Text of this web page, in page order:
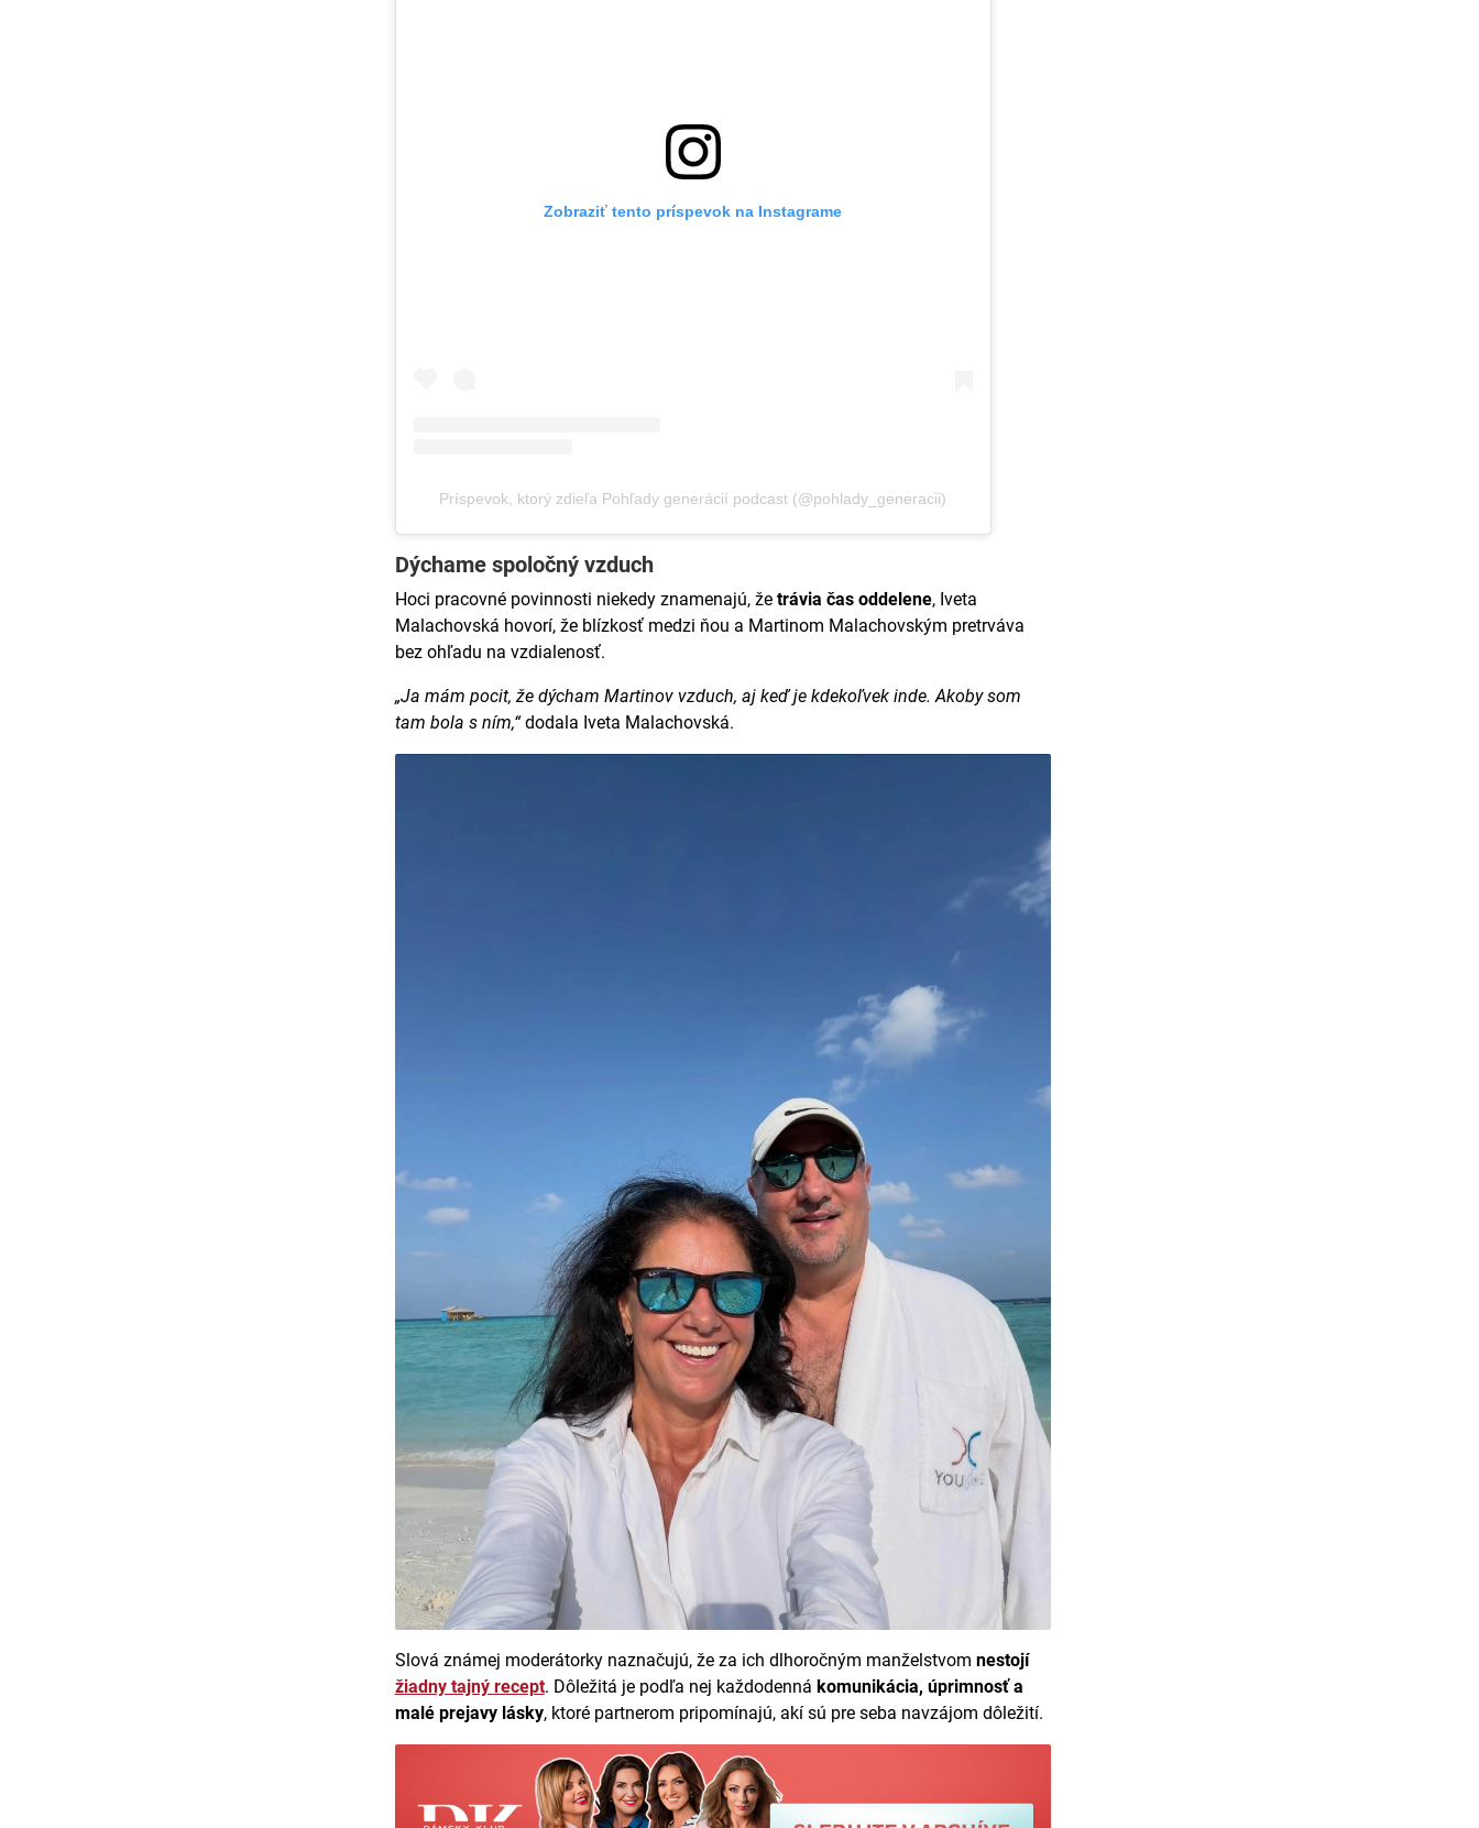
Zobraziť tento príspevok na Instagrame
Príspevok, ktorý zdieľa Pohľady generácií podcast (@pohlady_generacii)
Dýchame spoločný vzduch
Hoci pracovné povinnosti niekedy znamenajú, že trávia čas oddelene, Iveta
Malachovská hovorí, že blízkosť medzi ňou a Martinom Malachovským pretrváva
bez ohľadu na vzdialenosť.
„Ja mám pocit, že dýcham Martinov vzduch, aj keď je kdekoľvek inde. Akoby som
tam bola s ním,“dodala Iveta Malachovská.
Slová známej moderátorky naznačujú, že za ich dlhoročným manželstvom nestojí
žiadny tajný recept. Dôležitá je podľa nej každodenná komunikácia, úprimnosť a
malé prejavy lásky, ktoré partnerom pripomínajú, akí sú pre seba navzájom dôležití.